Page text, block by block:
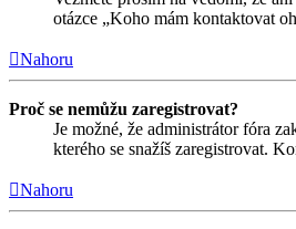
otázce „Koho mám kontaktovat
Nahoru
Proč se nemůžu zaregistrovat?
Je možné, že administrátor fóra
kterého se snažíš zaregistrovat.
Nahoru